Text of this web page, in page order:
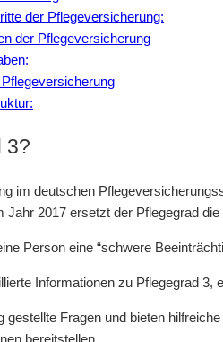
der Pflegeversicherung:
der Pflegeversicherung
3?
im deutschen
Jahr 2017 ersetzt der Pflegegrad
Person eine “schwere
Informationen zu Pflegegrad
gestellte Fragen und bieten
bereitstellen.